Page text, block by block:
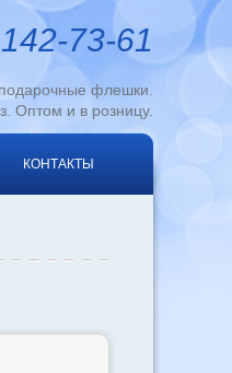
73-61
флешки.
Оптом и в розницу.
КОНТАКТЫ